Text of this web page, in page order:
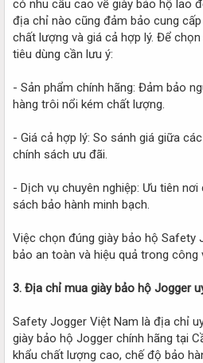
có nhu cầu cao về giày bảo hộ lao
địa chỉ nào cũng đảm bảo cung
chất lượng và giá cả hợp lý. Để
tiêu dùng cần lưu ý:
- Sản phẩm chính hãng: Đảm bảo
hàng trôi nổi kém chất lượng.
- Giá cả hợp lý: So sánh giá giữa
chính sách ưu đãi.
- Dịch vụ chuyên nghiệp: Ưu tiên
sách bảo hành minh bạch.
Việc chọn đúng giày bảo hộ Safety
bảo an toàn và hiệu quả trong công
3. Địa chỉ mua giày bảo hộ Jogger
Safety Jogger Việt Nam là địa chỉ
giày bảo hộ Jogger chính hãng tại
khẩu chất lượng cao, chế độ bảo